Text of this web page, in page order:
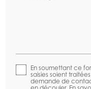
En soumettant ce
saisies soient
demande de